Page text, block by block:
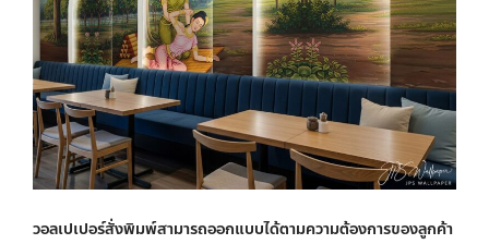
วอลเปเปอร์สั่งพิมพ์สามารถออกแบบได้ตามความต้องการของลูกค้า